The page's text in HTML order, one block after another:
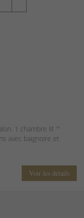
1 chambre lit '"
avec baignoire et
Voir les détails